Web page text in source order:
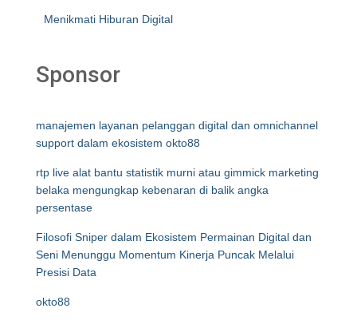
Menikmati Hiburan Digital
Sponsor
manajemen layanan pelanggan digital dan omnichannel
support dalam ekosistem okto88
rtp live alat bantu statistik murni atau gimmick marketing
belaka mengungkap kebenaran di balik angka
persentase
Filosofi Sniper dalam Ekosistem Permainan Digital dan
Seni Menunggu Momentum Kinerja Puncak Melalui
Presisi Data
okto88